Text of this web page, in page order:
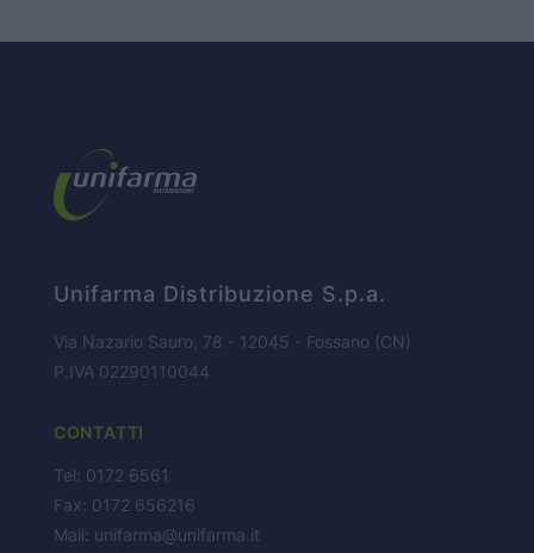
BUSINESS
CONTATTI
Unifarma Distribuzione S.p.a.
Via Nazario Sauro, 78 - 12045 - Fossano (CN)
P.IVA 02290110044
CONTATTI
Tel: 0172 6561
Fax: 0172 656216
Mail: unifarma@unifarma.it